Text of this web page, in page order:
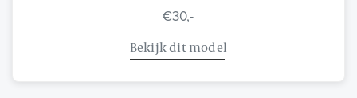
€30,-
Bekijk dit model